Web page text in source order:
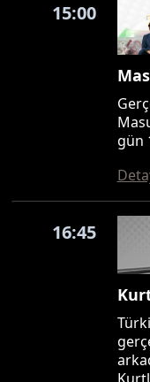
15:00
gün
16:45